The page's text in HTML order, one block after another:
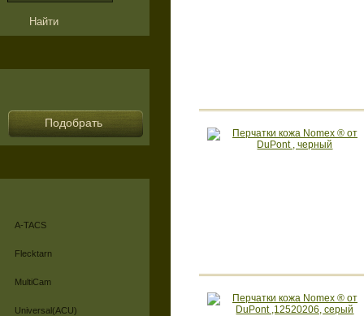
Подобрать
A-TACS
Flecktarn
MultiCam
Universal(ACU)